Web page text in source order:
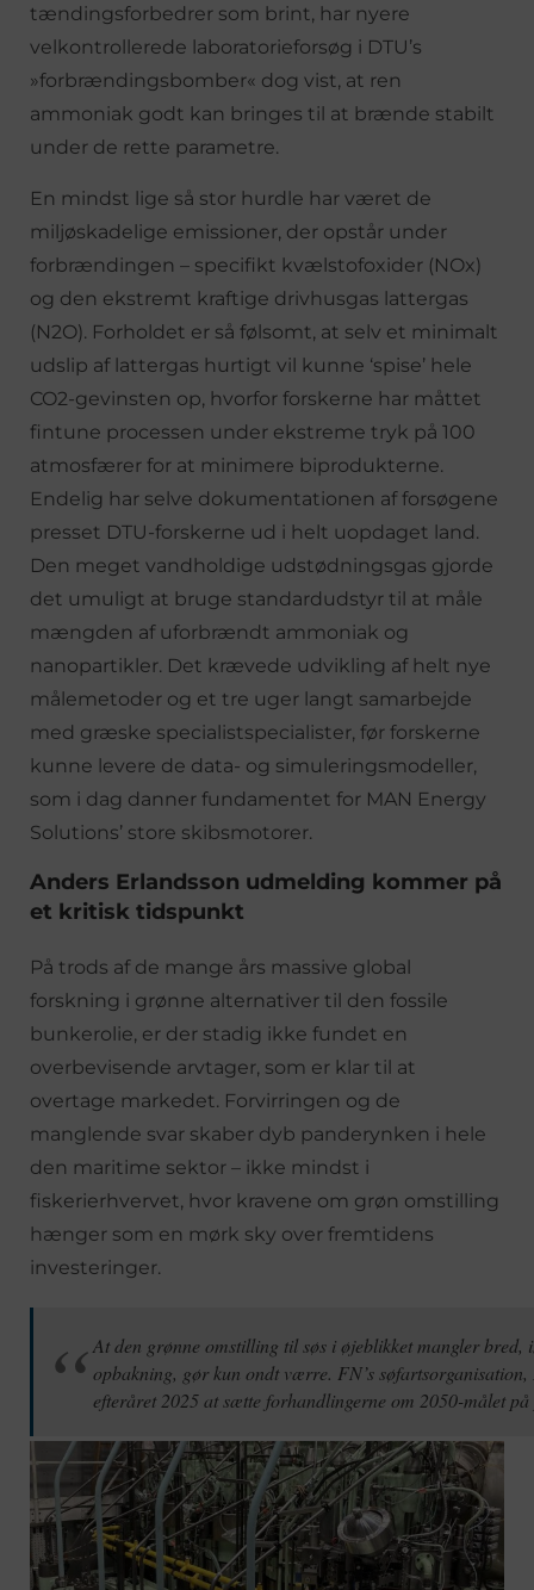
tændingsforbedrer som brint, har nyere
velkontrollerede laboratorieforsøg i DTU’s
»forbrændingsbomber« dog vist, at ren
ammoniak godt kan bringes til at brænde stabilt
under de rette parametre.
En mindst lige så stor hurdle har været de
miljøskadelige emissioner, der opstår under
forbrændingen – specifikt kvælstofoxider (NOx)
og den ekstremt kraftige drivhusgas lattergas
(N2O). Forholdet er så følsomt, at selv et minimalt
udslip af lattergas hurtigt vil kunne ‘spise’ hele
CO2-gevinsten op, hvorfor forskerne har måttet
fintune processen under ekstreme tryk på 100
atmosfærer for at minimere biprodukterne.
Endelig har selve dokumentationen af forsøgene
presset DTU-forskerne ud i helt uopdaget land.
Den meget vandholdige udstødningsgas gjorde
det umuligt at bruge standardudstyr til at måle
mængden af uforbrændt ammoniak og
nanopartikler. Det krævede udvikling af helt nye
målemetoder og et tre uger langt samarbejde
med græske specialistspecialister, før forskerne
kunne levere de data- og simuleringsmodeller,
som i dag danner fundamentet for MAN Energy
Solutions’ store skibsmotorer.
Anders Erlandsson udmelding kommer på
et kritisk tidspunkt
På trods af de mange års massive global
forskning i grønne alternativer til den fossile
bunkerolie, er der stadig ikke fundet en
overbevisende arvtager, som er klar til at
overtage markedet. Forvirringen og de
manglende svar skaber dyb panderynken i hele
den maritime sektor – ikke mindst i
fiskerierhvervet, hvor kravene om grøn omstilling
hænger som en mørk sky over fremtidens
investeringer.
At den grønne omstilling til søs i øjeblikket mangler bred,
opbakning, gør kun ondt værre. FN’s
efteråret 2025 at sætte forhandlingerne om 2050-målet